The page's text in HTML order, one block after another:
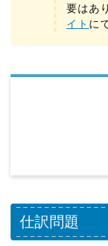
要はあ
イト に
仕訳問題